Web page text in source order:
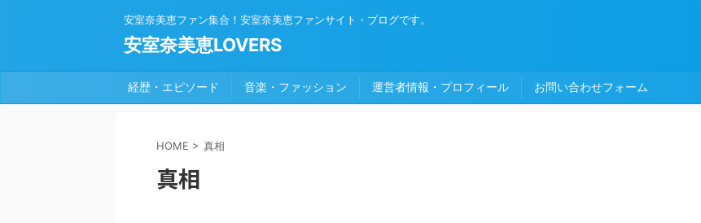
安室奈美恵ファン集合！安室奈美恵ファンサイト・ブログです。
安室奈美恵LOVERS
経歴・エピソード 音楽・ファッション 運営者情報・プロフィール お問い合わせフォーム
HOME > 真相
真相